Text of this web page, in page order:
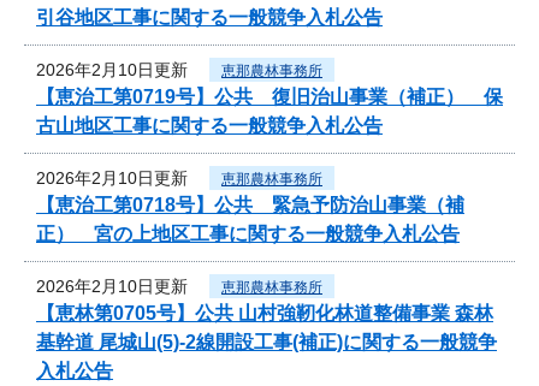
引谷地区工事に関する一般競争入札公告
2026年2月10日更新 恵那農林事務所
【恵治工第0719号】公共 復旧治山事業（補正） 保
古山地区工事に関する一般競争入札公告
2026年2月10日更新 恵那農林事務所
【恵治工第0718号】公共 緊急予防治山事業（補
正） 宮の上地区工事に関する一般競争入札公告
2026年2月10日更新 恵那農林事務所
【恵林第0705号】公共 山村強靭化林道整備事業 森林
基幹道 尾城山(5)-2線開設工事(補正)に関する一般競争
入札公告